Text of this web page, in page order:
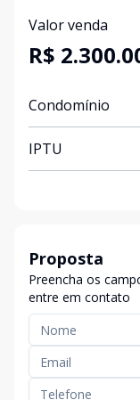
Valor venda
R$
Condomínio
IPTU
Proposta
Preencha os
entre em contato